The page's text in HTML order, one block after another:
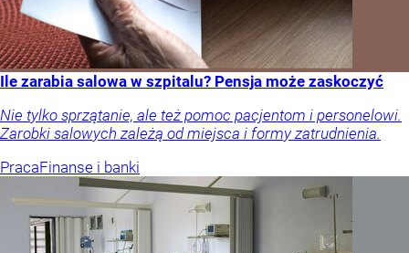
Ile zarabia salowa w szpitalu? Pensja może zaskoczyć
Nie tylko sprzątanie, ale też pomoc pacjentom i personelowi.
Zarobki salowych zależą od miejsca i formy zatrudnienia.
PracaFinanse i banki